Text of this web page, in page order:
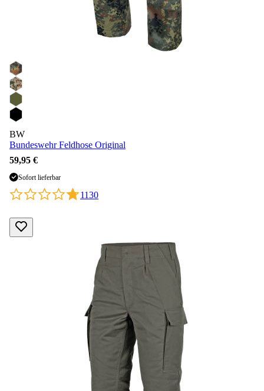
BW
Bundeswehr Feldhose Original
59,95 €
Sofort lieferbar
1130